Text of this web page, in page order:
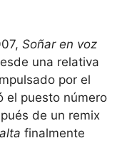
Soñar en voz
una relativa
por el
el puesto número
de un remix
finalmente